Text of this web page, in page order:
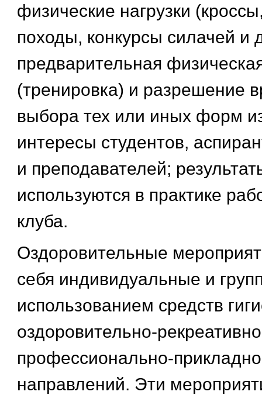
физические нагрузки
походы, конкурсы силачей и
предварительная
(тренировка) и разрешение
выбора тех или иных форм
интересы студентов,
и преподавателей;
используются в практике
клуба.
Оздоровительные
себя индивидуальные и
использованием средств
оздоровительно-
профессионально-
направлений. Эти